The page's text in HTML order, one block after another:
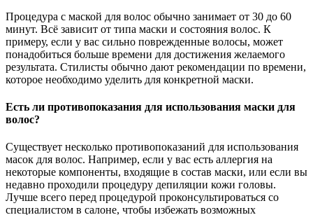
Процедура с маской для волос обычно занимает от 30 до 60
минут. Всё зависит от типа маски и состояния волос. К
примеру, если у вас сильно поврежденные волосы, может
понадобиться больше времени для достижения желаемого
результата. Стилисты обычно дают рекомендации по времени,
которое необходимо уделить для конкретной маски.
Есть ли противопоказания для использования маски для
волос?
Существует несколько противопоказаний для использования
масок для волос. Например, если у вас есть аллергия на
некоторые компоненты, входящие в состав маски, или если вы
недавно проходили процедуру депиляции кожи головы.
Лучше всего перед процедурой проконсультироваться со
специалистом в салоне, чтобы избежать возможных